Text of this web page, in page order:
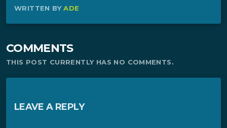
WRITTEN BYADE
COMMENTS
THIS POST CURRENTLY HAS NO COMMENTS.
LEAVE A REPLY